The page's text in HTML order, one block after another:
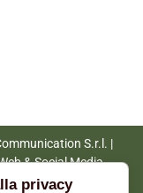
S.r.l. |
& Social Media
privacy